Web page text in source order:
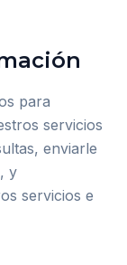
para
servicios
enviarle
y
servicios e